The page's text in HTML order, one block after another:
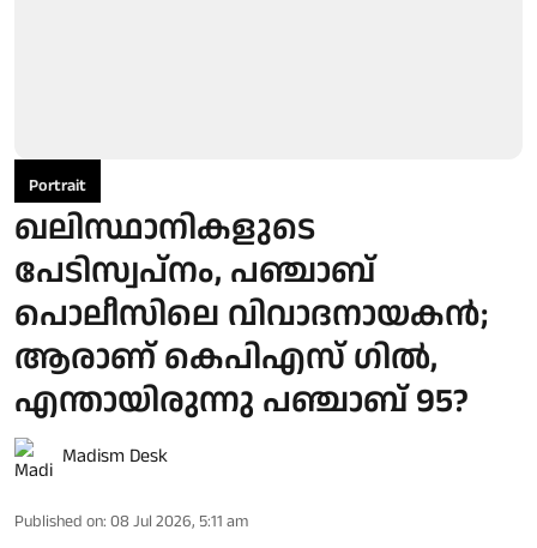
Portrait
ഖലിസ്ഥാനികളുടെ
പേടിസ്വപ്നം, പഞ്ചാബ്
പൊലീസിലെ വിവാദനായകൻ;
ആരാണ് കെപിഎസ് ഗിൽ,
എന്തായിരുന്നു പഞ്ചാബ് 95?
Madism Desk
Published on: 08 Jul 2026, 5:11 am